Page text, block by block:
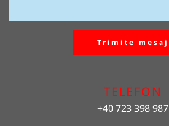
Trimite mesaj
TELEFON
+40 723 398 987